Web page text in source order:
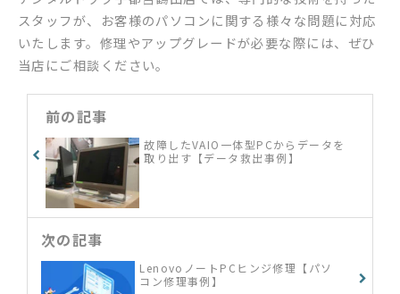
スタッフが、お客様のパソコンに関する様々な問題に対応
いたします。修理やアップグレードが必要な際には、ぜひ
当店にご相談ください。
前の記事
故障したVAIO一体型PCからデータを
取り出す【データ救出事例】
次の記事
LenovoノートPCヒンジ修理【パソ
コン修理事例】